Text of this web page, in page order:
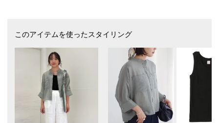
※【サイズ】ハンドメイドのため、1点1点若干の個体差がございます。
予めご留意ください。
※刺繍位置や持ち手の形状に若干の個体差がございます。
※バッグ本体は特性上、表面と裏面で高さにわずかな差が見られる場合が
ございます。
※撮影環境により商品の色味が異なって見える場合がございます。商品の
お色味は、物撮り画像をご参考にしてください。
※末永く愛用頂く為に、アテンションタグを必ずご確認の上、着用又はお
取り扱いください。
このアイテムを使ったスタイリング